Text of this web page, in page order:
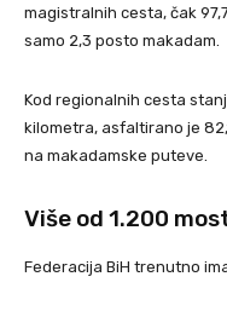
magistralnih cesta, čak
samo 2,3 posto makadam.
Kod regionalnih cesta
kilometra, asfaltirano je
na makadamske puteve.
Više od 1.200
Federacija BiH trenutno